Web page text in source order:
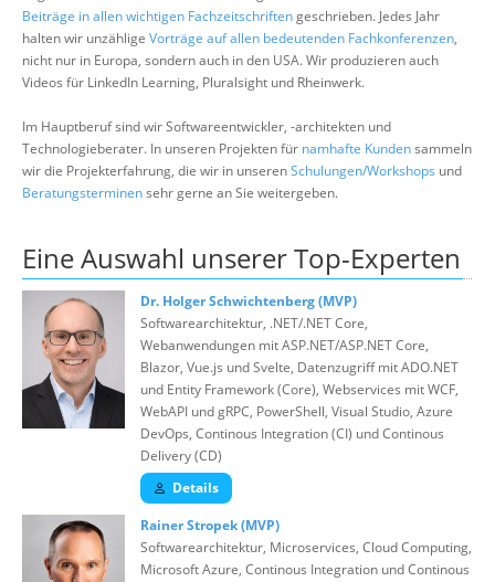
Über uns
Suche
Beiträge in allen wichtigen Fachzeitschriftengeschrieben. Jedes Jahr
halten wir unzählige Vorträge auf allen bedeutenden Fachkonferenzen,
nicht nur in Europa, sondern auch in den USA. Wir produzieren auch
Videos für LinkedIn Learning, Pluralsight und Rheinwerk.
Im Hauptberuf sind wir Softwareentwickler, -architekten und
Technologieberater. In unseren Projekten für namhafte Kundensammeln
wir die Projekterfahrung, die wir in unserenSchulungen/Workshops und
Beratungsterminensehr gerne an Sie weitergeben.
Eine Auswahl unserer Top-Experten
Dr. Holger Schwichtenberg (MVP)
Softwarearchitektur, .NET/.NET Core,
Webanwendungen mit ASP.NET/ASP.NET Core,
Blazor, Vue.js und Svelte, Datenzugriff mit ADO.NET
und Entity Framework (Core), Webservices mit WCF,
WebAPI und gRPC, PowerShell, Visual Studio, Azure
DevOps, Continous Integration (CI) und Continous
Delivery (CD)
Details
Rainer Stropek (MVP)
Softwarearchitektur, Microservices, Cloud Computing,
Microsoft Azure, Continous Integration und Continous